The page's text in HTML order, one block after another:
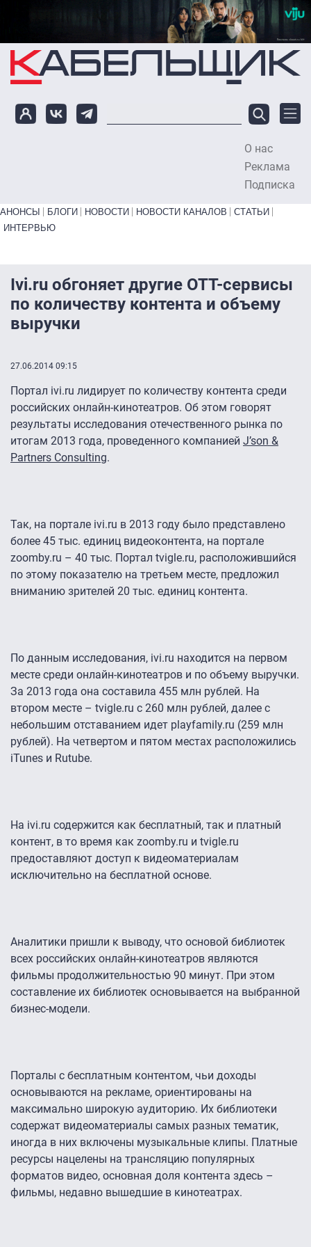
Перейти к основному содержанию
О нас
Реклама
Подписка
Primary links bottom
АНОНСЫ БЛОГИ НОВОСТИ НОВОСТИ КАНАЛОВ
СТАТЬИ
ИНТЕРВЬЮ
Ivi.ru обгоняет другие OTT-сервисы
по количеству контента и объему
выручки
27.06.2014 09:15
Портал ivi.ru лидирует по количеству контента среди
российских онлайн-кинотеатров. Об этом говорят
результаты исследования отечественного рынка по
итогам 2013 года, проведенного компанией J’son &
Partners Consulting.
Так, на портале ivi.ru в 2013 году было представлено
более 45 тыс. единиц видеоконтента, на портале
zoomby.ru – 40 тыс. Портал tvigle.ru, расположившийся
по этому показателю на третьем месте, предложил
вниманию зрителей 20 тыс. единиц контента.
По данным исследования, ivi.ru находится на первом
месте среди онлайн-кинотеатров и по объему выручки.
За 2013 года она составила 455 млн рублей. На
втором месте – tvigle.ru с 260 млн рублей, далее с
небольшим отставанием идет playfamily.ru (259 млн
рублей). На четвертом и пятом местах расположились
iTunes и Rutube.
На ivi.ru содержится как бесплатный, так и платный
контент, в то время как zoomby.ru и tvigle.ru
предоставляют доступ к видеоматериалам
исключительно на бесплатной основе.
Аналитики пришли к выводу, что основой библиотек
всех российских онлайн-кинотеатров являются
фильмы продолжительностью 90 минут. При этом
составление их библиотек основывается на выбранной
бизнес-модели.
Порталы с бесплатным контентом, чьи доходы
основываются на рекламе, ориентированы на
максимально широкую аудиторию. Их библиотеки
содержат видеоматериалы самых разных тематик,
иногда в них включены музыкальные клипы. Платные
ресурсы нацелены на трансляцию популярных
форматов видео, основная доля контента здесь –
фильмы, недавно вышедшие в кинотеатрах.